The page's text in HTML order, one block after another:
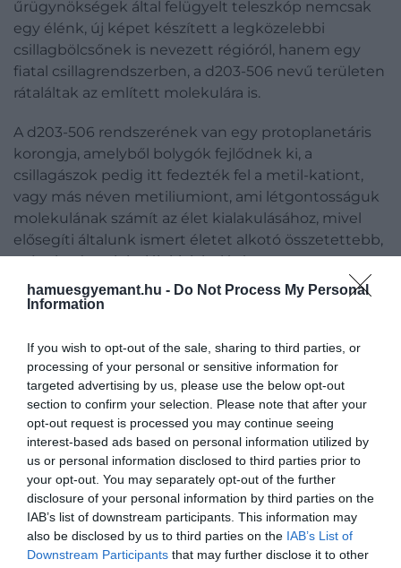
hamuesgyemant.hu - Do Not Process My Personal
Information
If you wish to opt-out of the sale, sharing to third parties, or
processing of your personal or sensitive information for
targeted advertising by us, please use the below opt-out
section to confirm your selection. Please note that after your
opt-out request is processed you may continue seeing
interest-based ads based on personal information utilized by
us or personal information disclosed to third parties prior to
your opt-out. You may separately opt-out of the further
disclosure of your personal information by third parties on the
IAB’s list of downstream participants. This information may
also be disclosed by us to third parties on the IAB’s List of
Downstream Participants that may further disclose it to other
űrügynökségek által felügyelt teleszkóp nemcsak
egy élénk, új képet készített a legközelebbi
csillagbölcsőnek is nevezett régióról, hanem egy
fiatal csillagrendszerben, a d203-506 nevű területen
rátaláltak az említett molekulára is.
A d203-506 rendszerének van egy protoplanetáris
korongja, amelyből bolygók fejlődnek ki, a
csillagászok pedig itt fedezték fel a metil-kationt,
vagy más néven metiliumiont, ami létgontosságuk
molekulának számít az élet kialakulásához, mivel
elősegíti általunk ismert életet alkotó összetettebb,
szénalapú molekulák kialakulását.